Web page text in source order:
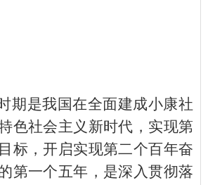
期是我国在全面建成小康社
色社会主义新时代，实现第
标，开启实现第二个百年奋
第一个五年，是深入贯彻落